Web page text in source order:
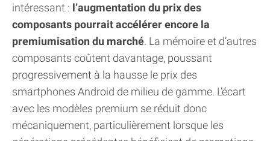
intéressant : l’augmentation du prix des
composants pourrait accélérer encore la
premiumisation du marché. La mémoire et d’autres
composants coûtent davantage, poussant
progressivement à la hausse le prix des
smartphones Android de milieu de gamme. L’écart
avec les modèles premium se réduit donc
mécaniquement, particulièrement lorsque les